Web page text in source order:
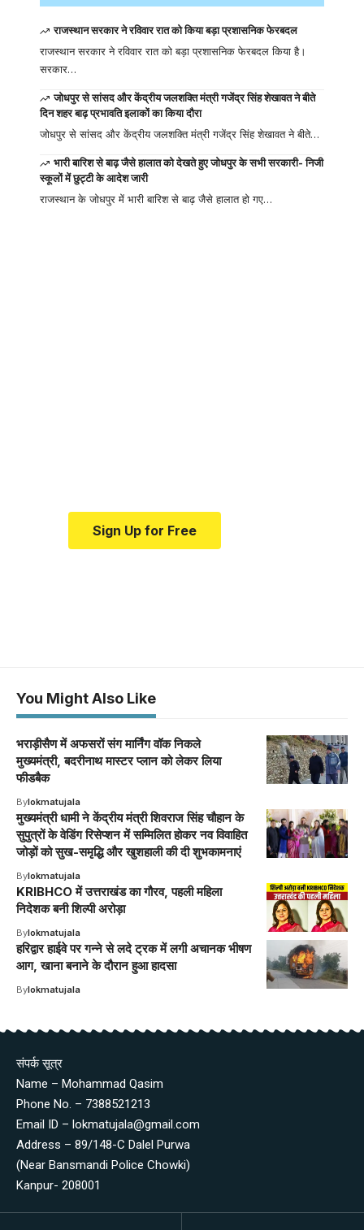
राजस्थान सरकार ने रविवार रात को किया बड़ा प्रशासनिक फेरबदल
राजस्थान सरकार ने रविवार रात को बड़ा प्रशासनिक फेरबदल किया है।
सरकार…
जोधपुर से सांसद और केंद्रीय जलशक्ति मंत्री गजेंद्र सिंह शेखावत ने बीते
दिन शहर बाढ़ प्रभावति इलाकों का किया दौरा
जोधपुर से सांसद और केंद्रीय जलशक्ति मंत्री गजेंद्र सिंह शेखावत ने बीते…
भारी बारिश से बाढ़ जैसे हालात को देखते हुए जोधपुर के सभी सरकारी- निजी
स्कूलों में छुट्टी के आदेश जारी
राजस्थान के जोधपुर में भारी बारिश से बाढ़ जैसे हालात हो गए…
Sign Up for Free
You Might Also Like
भराड़ीसैण में अफसरों संग मार्निंग वॉक निकले
मुख्यमंत्री, बदरीनाथ मास्टर प्लान को लेकर लिया
फीडबैक
Bylokmatujala
मुख्यमंत्री धामी ने केंद्रीय मंत्री शिवराज सिंह चौहान के
सुपुत्रों के वेडिंग रिसेप्शन में सम्मिलित होकर नव विवाहित
जोड़ों को सुख-समृद्धि और खुशहाली की दी शुभकामनाएं
Bylokmatujala
KRIBHCO में उत्तराखंड का गौरव, पहली महिला
निदेशक बनी शिल्पी अरोड़ा
Bylokmatujala
हरिद्वार हाईवे पर गन्ने से लदे ट्रक में लगी अचानक भीषण
आग, खाना बनाने के दौरान हुआ हादसा
Bylokmatujala
संपर्क सूत्र
Name – Mohammad Qasim
Phone No. – 7388521213
Email ID – lokmatujala@gmail.com
Address – 89/148-C Dalel Purwa
(Near Bansmandi Police Chowki)
Kanpur- 208001